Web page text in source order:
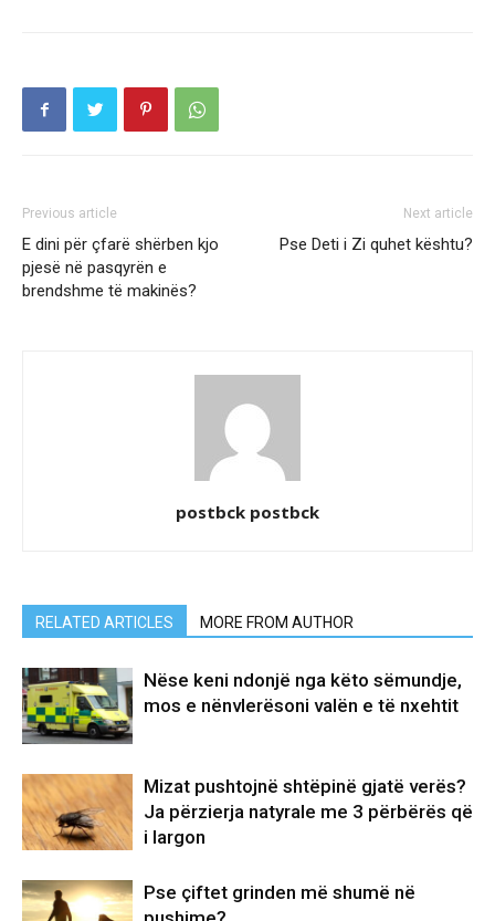
Previous article
E dini për çfarë shërben kjo
pjesë në pasqyrën e
brendshme të makinës?
Next article
Pse Deti i Zi quhet kështu?
postbck postbck
RELATED ARTICLES MORE FROM AUTHOR
Nëse keni ndonjë nga këto sëmundje,
mos e nënvlerësoni valën e të nxehtit
Mizat pushtojnë shtëpinë gjatë verës?
Ja përzierja natyrale me 3 përbërës që
i largon
Pse çiftet grinden më shumë në